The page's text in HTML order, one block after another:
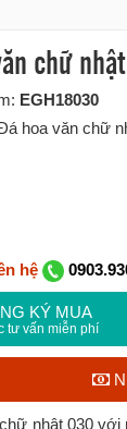
chữ
EGH18030
hoa văn chữ
hệ
KÝ MUA
tư vấn miễn phí
nhật 030 với